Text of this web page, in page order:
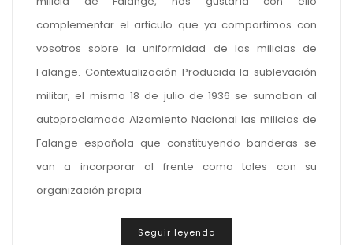
complementar el articulo que ya compartimos con
vosotros sobre la uniformidad de las milicias de
Falange. Contextualización Producida la sublevación
militar, el mismo 18 de julio de 1936 se sumaban al
autoproclamado Alzamiento Nacional las milicias de
Falange española que constituyendo banderas se
van a incorporar al frente como tales con su
organización propia
Seguir leyendo